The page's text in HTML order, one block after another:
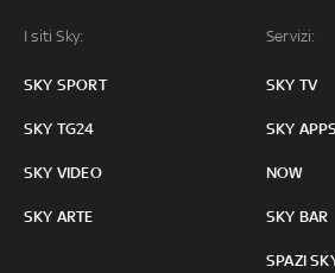
I siti Sky:
SKY SPORT
SKY TG24
SKY VIDEO
SKY ARTE
Servizi:
SKY TV
SKY APPS
NOW
SKY BAR
SPAZI